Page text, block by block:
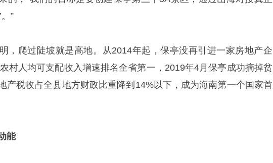
”
，爬过陡坡就是高地。从2014年起，保亭没再引进一家房地产企
村人均可支配收入增速排名全省第一，2019年4月保亭成功摘掉贫
产税收占全县地方财政比重降到14%以下，成为海南第一个国家首
能